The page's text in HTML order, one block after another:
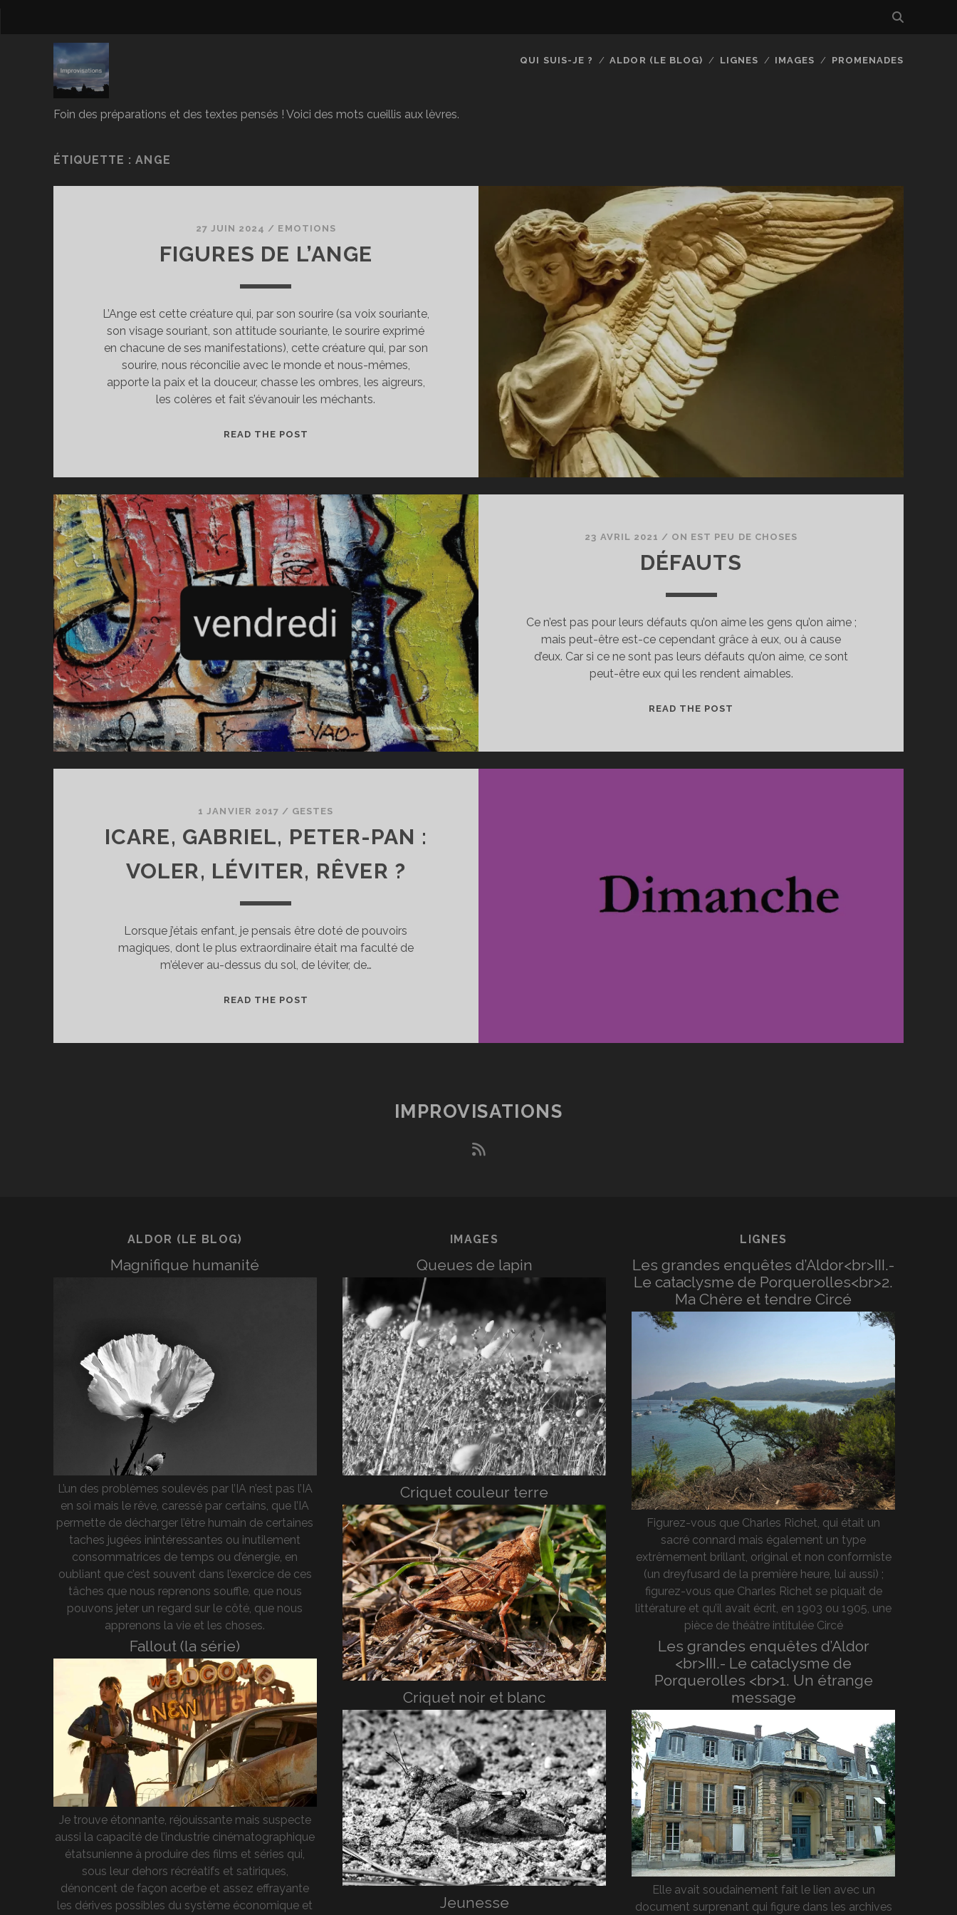
Foin des préparations et des textes pensés ! Voici des mots cueillis aux lèvres.
QUI SUIS-JE ? ALDOR (LE BLOG) LIGNES IMAGES PROMENADES
ÉTIQUETTE :ANGE
27 JUIN 2024 / EMOTIONS
FIGURES DE L’ANGE
L’Ange est cette créature qui, par son sourire (sa voix souriante,
son visage souriant, son attitude souriante, le sourire exprimé
en chacune de ses manifestations), cette créature qui, par son
sourire, nous réconcilie avec le monde et nous-mêmes,
apporte la paix et la douceur, chasse les ombres, les aigreurs,
les colères et fait s’évanouir les méchants.
READ THE POST
23 AVRIL 2021 / ON EST PEU DE CHOSES
DÉFAUTS
Ce n’est pas pour leurs défauts qu’on aime les gens qu’on aime ;
mais peut-être est-ce cependant grâce à eux, ou à cause
d’eux. Car si ce ne sont pas leurs défauts qu’on aime, ce sont
peut-être eux qui les rendent aimables.
READ THE POST
1 JANVIER 2017 / GESTES
ICARE, GABRIEL, PETER-PAN :
VOLER, LÉVITER, RÊVER ?
Lorsque j’étais enfant, je pensais être doté de pouvoirs
magiques, dont le plus extraordinaire était ma faculté de
m’élever au-dessus du sol, de léviter, de…
READ THE POST
IMPROVISATIONS
rss
ALDOR (LE BLOG)
Magnifique humanité
L’un des problèmes soulevés par l’IA n’est pas l’IA
en soi mais le rêve, caressé par certains, que l’IA
permette de décharger l’être humain de certaines
taches jugées inintéressantes ou inutilement
consommatrices de temps ou d’énergie, en
oubliant que c’est souvent dans l’exercice de ces
tâches que nous reprenons souffle, que nous
pouvons jeter un regard sur le côté, que nous
apprenons la vie et les choses.
Fallout (la série)
Je trouve étonnante, réjouissante mais suspecte
aussi la capacité de l’industrie cinématographique
étatsunienne à produire des films et séries qui,
sous leur dehors récréatifs et satiriques,
dénoncent de façon acerbe et assez effrayante
les dérives possibles du système économique et
IMAGES
Queues de lapin
Criquet couleur terre
Criquet noir et blanc
Jeunesse
LIGNES
Les grandes enquêtes d’Aldor<br>III.-
Le cataclysme de Porquerolles<br>2.
Ma Chère et tendre Circé
Figurez-vous que Charles Richet, qui était un
sacré connard mais également un type
extrêmement brillant, original et non conformiste
(un dreyfusard de la première heure, lui aussi) ;
figurez-vous que Charles Richet se piquait de
littérature et qu’il avait écrit, en 1903 ou 1905, une
pièce de théâtre intitulée Circé
Les grandes enquêtes d’Aldor
<br>III.- Le cataclysme de
Porquerolles <br>1. Un étrange
message
Elle avait soudainement fait le lien avec un
document surprenant qui figure dans les archives